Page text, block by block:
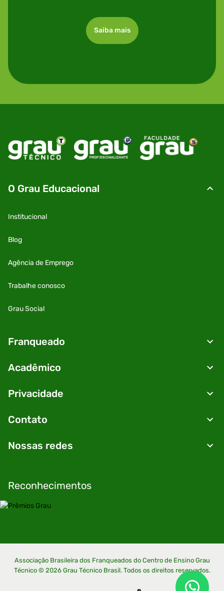
Saiba mais
O Grau Educacional
Institucional
Blog
Agência de Emprego
Trabalhe conosco
Grau Social
Franqueado
Acadêmico
Privacidade
Contato
Nossas redes
Reconhecimentos
Associação Brasileira dos Franqueados do Centro de Ensino Grau
Técnico © 2026Grau Técnico Brasil. Todos os direitos reservados.